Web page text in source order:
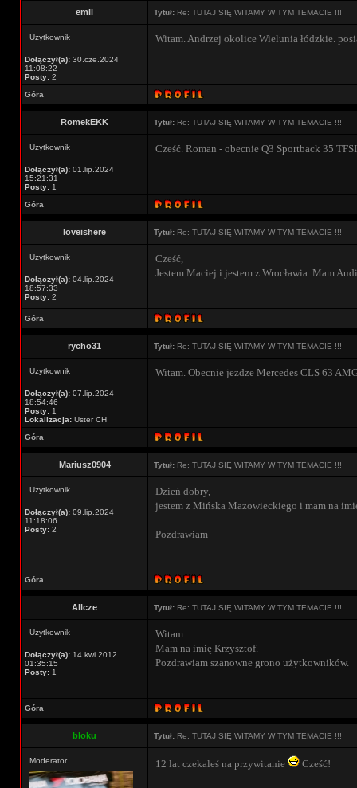
emil Tytuł: Re: TUTAJ SIĘ WITAMY W TYM TEMACIE !!!
Użytkownik
Dołączył(a): 30.cze.2024
11:08:22
Posty: 2
Witam. Andrzej okolice Wielunia łódzkie.
Góra
RomekEKK Tytuł: Re: TUTAJ SIĘ WITAMY W TYM TEMACIE !!!
Użytkownik
Dołączył(a): 01.lip.2024
15:21:31
Posty: 1
Cześć. Roman - obecnie Q3 Sportback 35
Góra
loveishere Tytuł: Re: TUTAJ SIĘ WITAMY W TYM TEMACIE !!!
Użytkownik
Dołączył(a): 04.lip.2024
18:57:33
Posty: 2
Cześć,
Jestem Maciej i jestem z Wrocławia. Mam
Góra
rycho31 Tytuł: Re: TUTAJ SIĘ WITAMY W TYM TEMACIE !!!
Użytkownik
Dołączył(a): 07.lip.2024
18:54:46
Posty: 1
Lokalizacja: Uster CH
Witam. Obecnie jezdze Mercedes CLS 63
Góra
Mariusz0904 Tytuł: Re: TUTAJ SIĘ WITAMY W TYM TEMACIE !!!
Użytkownik
Dołączył(a): 09.lip.2024
11:18:06
Posty: 2
Dzień dobry,
jestem z Mińska Mazowieckiego i mam na
Pozdrawiam
Góra
Allcze Tytuł: Re: TUTAJ SIĘ WITAMY W TYM TEMACIE !!!
Użytkownik
Dołączył(a): 14.kwi.2012
01:35:15
Posty: 1
Witam.
Mam na imię Krzysztof.
Pozdrawiam szanowne grono użytkowników.
Góra
bloku Tytuł: Re: TUTAJ SIĘ WITAMY W TYM TEMACIE !!!
Moderator 12 lat czekaleś na przywitanie Cześć!